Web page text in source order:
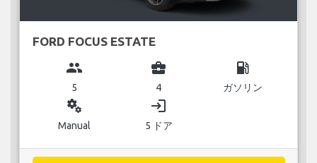
FORD FOCUS ESTATE
group
5
business_center
4
local_gas_station
ガソリン
miscellaneous_services
Manual
login
5 ドア